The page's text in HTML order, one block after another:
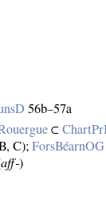
56b–57a
⊂
C);ForsBéarnOG
aff‑)